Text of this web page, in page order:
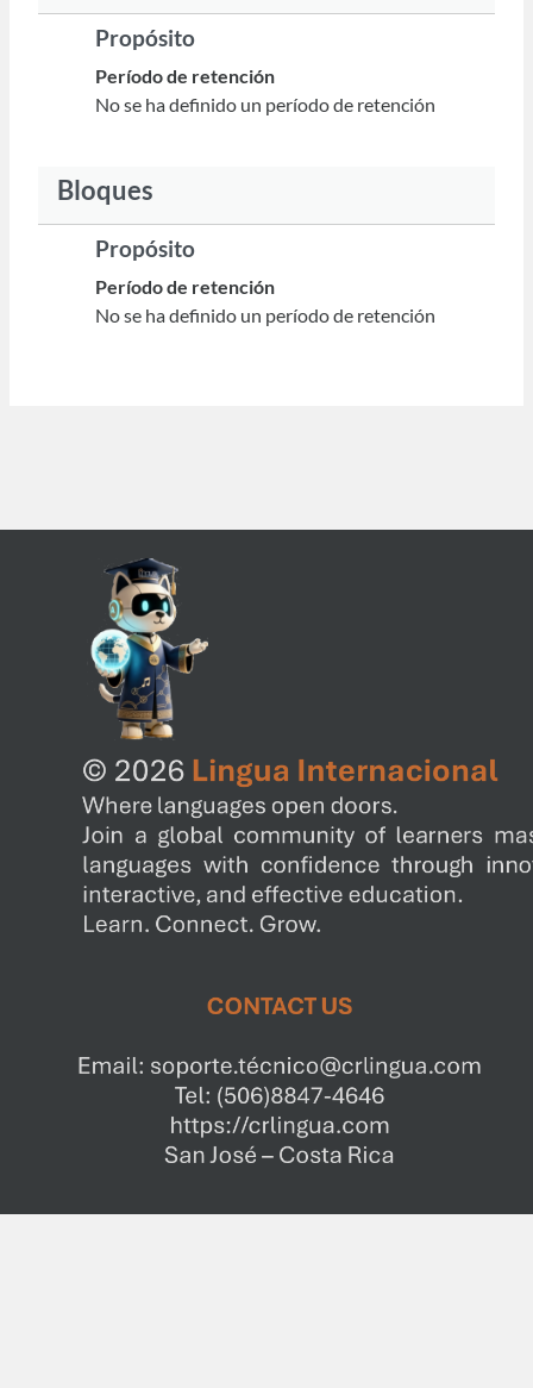
Propósito
Período de retención
No se ha definido un período de retención
Bloques
Propósito
Período de retención
No se ha definido un período de retención